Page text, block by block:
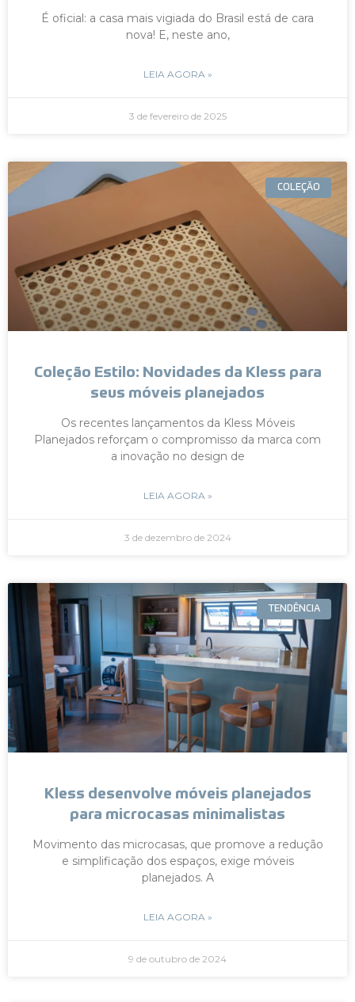
É oficial: a casa mais vigiada do Brasil está de cara
nova! E, neste ano,
LEIA AGORA »
3 de fevereiro de 2025
COLEÇÃO
Coleção Estilo: Novidades da Kless para
seus móveis planejados
Os recentes lançamentos da Kless Móveis
Planejados reforçam o compromisso da marca com
a inovação no design de
LEIA AGORA »
3 de dezembro de 2024
TENDÊNCIA
Kless desenvolve móveis planejados
para microcasas minimalistas
Movimento das microcasas, que promove a redução
e simplificação dos espaços, exige móveis
planejados. A
LEIA AGORA »
9 de outubro de 2024